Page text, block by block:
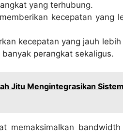
yang terhubung.
kecepatan yang
kecepatan yang jauh
perangkat sekaligus.
Jitu Mengintegrasikan
memaksimalkan